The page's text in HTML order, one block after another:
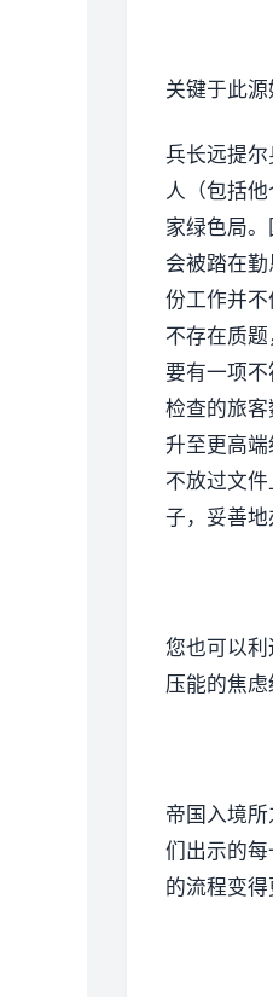
关键于此
兵长远提
人（包括
家绿色局
会被踏在
份工作并
不存在质
要有一项
检查的旅
升至更高
不放过文
子，妥善地
您也可以
压能的焦
帝国入境
们出示的
的流程变